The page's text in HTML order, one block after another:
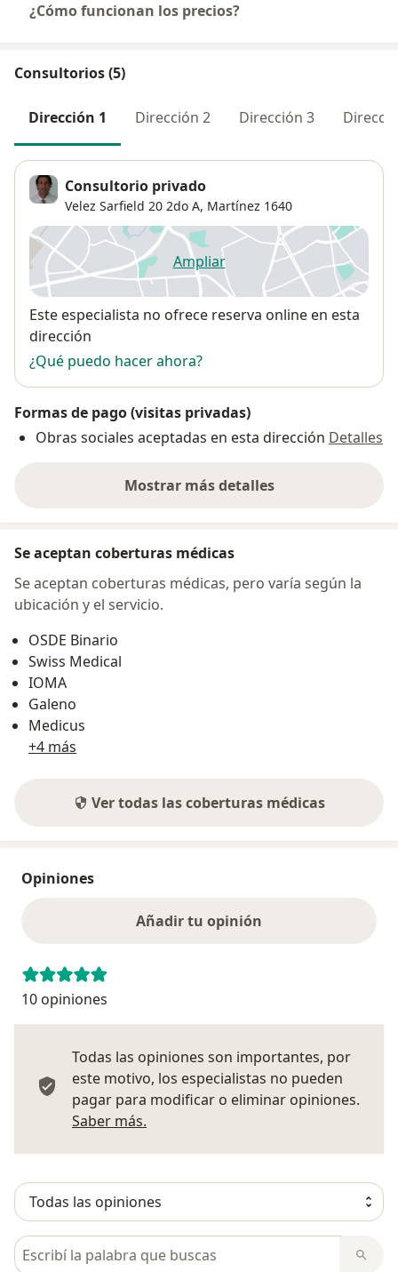
¿Cómo funcionan los precios?
Consultorios (5)
Dirección 1 Dirección 2 Dirección 3
Consultorio privado
Velez Sarfield 20 2do A, Martínez 1640
Ampliarse abre en una nueva
Disponibilidad
Este especialista no ofrece reserva online en esta
dirección
¿Qué puedo hacer ahora?
Formas de pago (visitas privadas)
Obras sociales aceptadas en esta dirección Detalles
Mostrar más detalles
sobre la dirección
Se aceptan coberturas médicas
Se aceptan coberturas médicas, pero varía según la
ubicación y el servicio.
OSDE Binario
Swiss Medical
IOMA
Galeno
Medicus
+4 más
Ver todas las coberturas médicas
Opiniones
Añadir tu opinión
10 opiniones
Todas las opiniones son importantes, por
este motivo, los especialistas no pueden
pagar para modificar o eliminar opiniones.
Saber más.
Busca en opiniones